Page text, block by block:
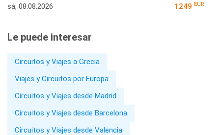
sá, 08.08.2026 1249 EUR
Le puede interesar
Circuitos y Viajes a Grecia
Viajes y Circuitos por Europa
Circuitos y Viajes desde Madrid
Circuitos y Viajes desde Barcelona
Circuitos y Viajes desde Valencia